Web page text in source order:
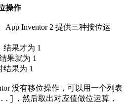
操作
Inventor 2 提供三种按位运
结果才为 1
果就为 1
结果为 1
没有移位操作，可以用一个列表
，然后取出对应值做位运算，